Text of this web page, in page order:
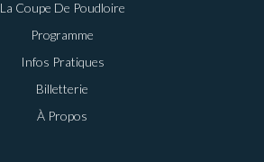
La Coupe De Poudloire
Programme
Infos Pratiques
Billetterie
À Propos